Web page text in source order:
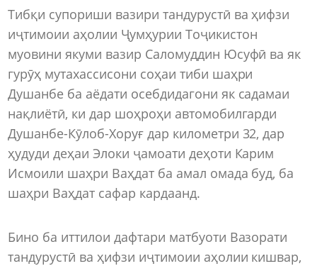
Тибқи супориши вазири тандурустӣ ва ҳифзи
иҷтимоии аҳолии Ҷумҳурии Тоҷикистон
муовини якуми вазир Саломуддин Юсуфӣ ва як
гурӯҳ мутахассисони соҳаи тиби шаҳри
Душанбе ба аёдати осебдидагони як садамаи
нақлиётӣ, ки дар шоҳроҳи автомобилгарди
Душанбе-Кӯлоб-Хоруғ дар километри 32, дар
ҳудуди деҳаи Элоки ҷамоати деҳоти Карим
Исмоили шаҳри Ваҳдат ба амал омада буд, ба
шаҳри Ваҳдат сафар кардаанд.
Бино ба иттилои дафтари матбуоти Вазорати
тандурустӣ ва ҳифзи иҷтимоии аҳолии кишвар,